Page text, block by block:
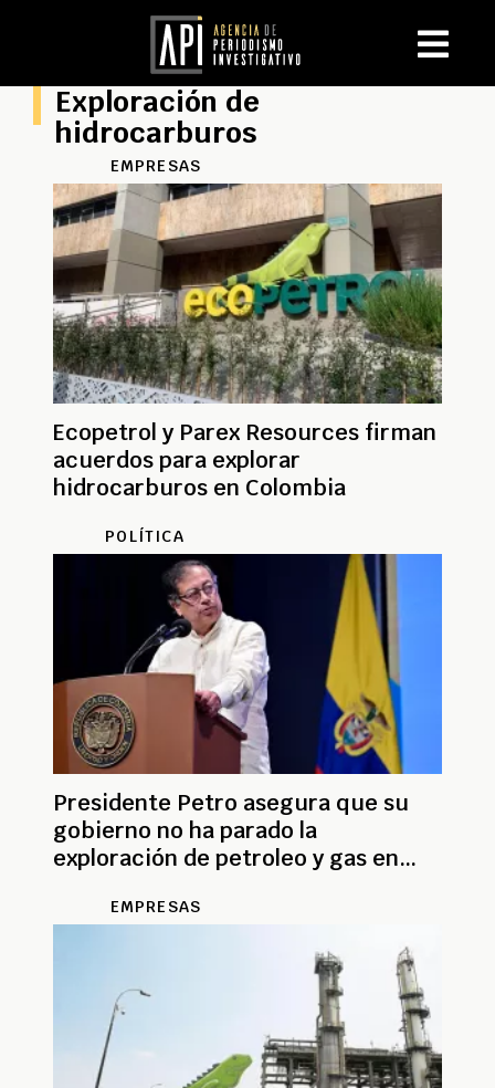
Exploración de
hidrocarburos
EMPRESAS
Ecopetrol y Parex Resources firman
acuerdos para explorar
hidrocarburos en Colombia
POLÍTICA
Presidente Petro asegura que su
gobierno no ha parado la
exploración de petroleo y gas en
EMPRESAS